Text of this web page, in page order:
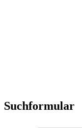
Suchformular